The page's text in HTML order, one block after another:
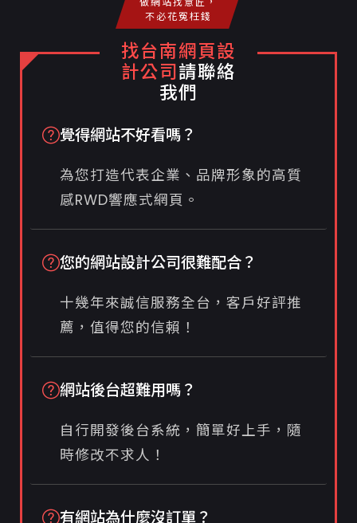
不必花冤枉錢
找台南網頁設
計公司請聯絡
我們
覺得網站不好看嗎？
為您打造代表企業、品牌形象的高質
感RWD響應式網頁。
您的網站設計公司很難配合？
十幾年來誠信服務全台，客戶好評推
薦，值得您的信賴！
網站後台超難用嗎？
自行開發後台系統，簡單好上手，隨
時修改不求人！
有網站為什麼沒訂單？